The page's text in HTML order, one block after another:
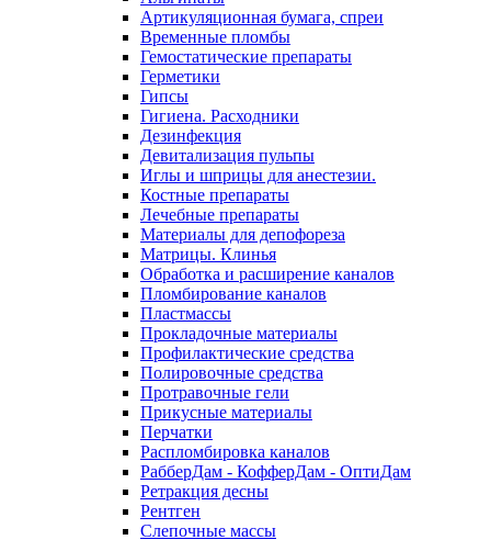
Артикуляционная бумага, спреи
Временные пломбы
Гемостатические препараты
Герметики
Гипсы
Гигиена. Расходники
Дезинфекция
Девитализация пульпы
Иглы и шприцы для анестезии.
Костные препараты
Лечебные препараты
Материалы для депофореза
Матрицы. Клинья
Обработка и расширение каналов
Пломбирование каналов
Пластмассы
Прокладочные материалы
Профилактические средства
Полировочные средства
Протравочные гели
Прикусные материалы
Перчатки
Распломбировка каналов
РабберДам - КофферДам - ОптиДам
Ретракция десны
Рентген
Слепочные массы